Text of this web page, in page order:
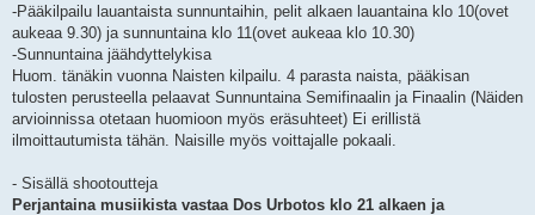
-Pääkilpailu lauantaista sunnuntaihin, pelit alkaen lauantaina klo 10(ovet
aukeaa 9.30) ja sunnuntaina klo 11(ovet aukeaa klo 10.30)
-Sunnuntaina jäähdyttelykisa
Huom. tänäkin vuonna Naisten kilpailu. 4 parasta naista, pääkisan
tulosten perusteella pelaavat Sunnuntaina Semifinaalin ja Finaalin (Näiden
arvioinnissa otetaan huomioon myös eräsuhteet) Ei erillistä
ilmoittautumista tähän. Naisille myös voittajalle pokaali.
- Sisällä shootoutteja
Perjantaina musiikista vastaa Dos Urbotos klo 21 alkaen ja